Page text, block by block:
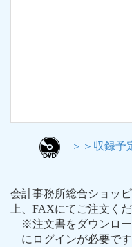
＞＞収録予
会計事務所総合ショッ
上、FAXにてご注文くだ
※注文書をダウンロ
にログインが必要です